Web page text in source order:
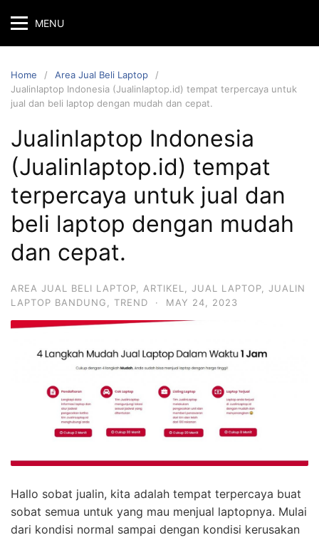
MENU
Home
Area Jual Beli Laptop
Jualinlaptop Indonesia (Jualinlaptop.id) tempat terpercaya untuk
jual dan beli laptop dengan mudah dan cepat.
Jualinlaptop Indonesia
(Jualinlaptop.id) tempat
terpercaya untuk jual dan
beli laptop dengan mudah
dan cepat.
AREA JUAL BELI LAPTOP ARTIKEL JUAL LAPTOP
JUALIN
LAPTOP BANDUNG
TREND · MAY 24, 2023
Hallo sobat jualin, kita adalah tempat terpercaya buat
sobat semua untuk yang mau menjual laptopnya. Mulai
dari kondisi normal sampai dengan kondisi kerusakan